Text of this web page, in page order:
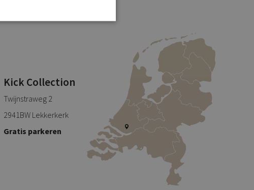
Kick Collection
Twijnstraweg 2
2941BW Lekkerkerk
Gratis parkeren